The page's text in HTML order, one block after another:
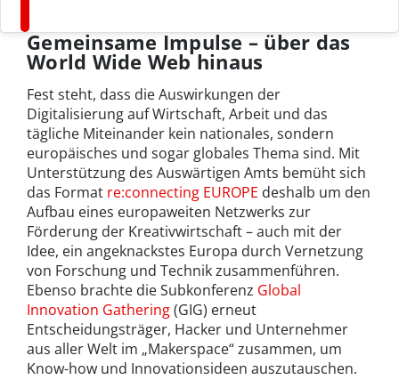
Gemeinsame Impulse – über das
World Wide Web hinaus
Fest steht, dass die Auswirkungen der
Digitalisierung auf Wirtschaft, Arbeit und das
tägliche Miteinander kein nationales, sondern
europäisches und sogar globales Thema sind. Mit
Unterstützung des Auswärtigen Amts bemüht sich
das Format re:connecting EUROPE deshalb um den
Aufbau eines europaweiten Netzwerks zur
Förderung der Kreativwirtschaft – auch mit der
Idee, ein angeknackstes Europa durch Vernetzung
von Forschung und Technik zusammenführen.
Ebenso brachte die Subkonferenz Global
Innovation Gathering(GIG) erneut
Entscheidungsträger, Hacker und Unternehmer
aus aller Welt im „Makerspace“ zusammen, um
Know-how und Innovationsideen auszutauschen.